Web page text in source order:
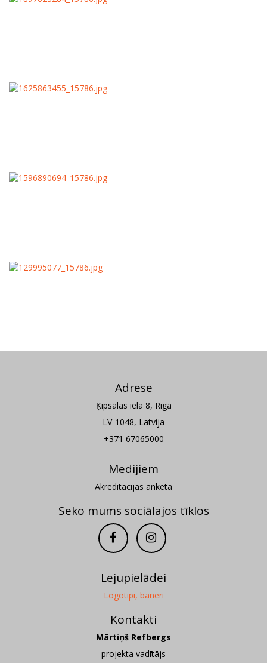
Adrese
Ķīpsalas iela 8, Rīga
LV-1048, Latvija
+371 67065000
Medijiem
Akreditācijas anketa
Seko mums sociālajos tīklos
Lejupielādei
Logotipi, baneri
Kontakti
Mārtiņš Refbergs
projekta vadītājs